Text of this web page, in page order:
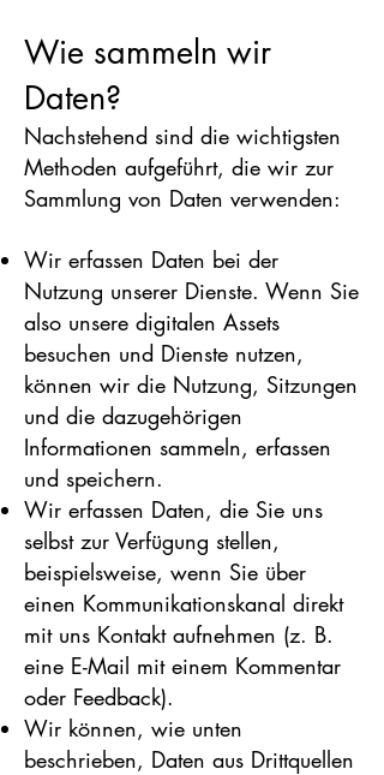
Wie sammeln wir
Daten?
Nachstehend sind die wichtigsten
Methoden aufgeführt, die wir zur
Sammlung von Daten verwenden:
Wir erfassen Daten bei der
Nutzung unserer Dienste. Wenn Sie
also unsere digitalen Assets
besuchen und Dienste nutzen,
können wir die Nutzung, Sitzungen
und die dazugehörigen
Informationen sammeln, erfassen
und speichern.
Wir erfassen Daten, die Sie uns
selbst zur Verfügung stellen,
beispielsweise, wenn Sie über
einen Kommunikationskanal direkt
mit uns Kontakt aufnehmen (z. B.
eine E-Mail mit einem Kommentar
oder Feedback).
Wir können, wie unten
beschrieben, Daten aus Drittquellen